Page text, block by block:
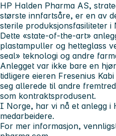
HP Halden Pharma AS,
største innfartsåre, er en av
sterile produksjonsfasiliteter i
Dette «state-of-the-art»
plastampuller og hetteglass
seal» teknologi og andre
Anlegget var ikke bare en
tidligere eieren Fresenius
seg allerede til andre
som kontraktsprodusent.
I Norge, har vi nå et anlegg i
medarbeidere.
For mer informasjon,